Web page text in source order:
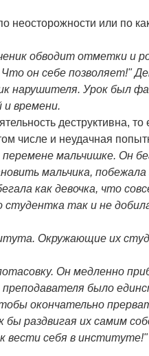
неосторожности или по
обводит отметки и
он себе позволяет!"
нарушителя. Урок был
и времени.
деструктивна,
числе и неудачная
мальчишке. Он
мальчика,
как девочка, что
так и не
Окружающие их
Он медленно
было
окончательно
раздвигая их самим
вести себя в